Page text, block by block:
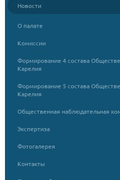
Новости
О палате
Комиссии
Формирование 4 состава
Карелия
Формирование 5 состава
Карелия
Общественная наблюдательная
Экспертиза
Фотогалерея
Контакты